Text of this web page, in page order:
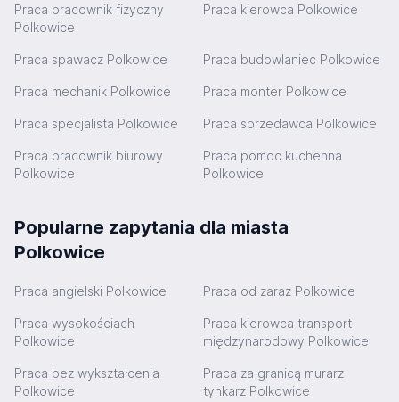
Praca pracownik fizyczny
Polkowice
Praca kierowca Polkowice
Praca spawacz Polkowice Praca budowlaniec Polkowice
Praca mechanik Polkowice Praca monter Polkowice
Praca specjalista Polkowice Praca sprzedawca Polkowice
Praca pracownik biurowy
Polkowice
Praca pomoc kuchenna
Polkowice
Popularne zapytania dla miasta
Polkowice
Praca angielski Polkowice Praca od zaraz Polkowice
Praca wysokościach
Polkowice
Praca kierowca transport
międzynarodowy Polkowice
Praca bez wykształcenia
Polkowice
Praca za granicą murarz
tynkarz Polkowice